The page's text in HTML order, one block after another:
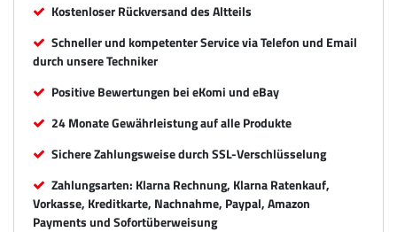
Kostenloser Rückversand des Altteils
Schneller und kompetenter Service via Telefon und Email
durch unsere Techniker
Positive Bewertungen bei eKomi und eBay
24 Monate Gewährleistung auf alle Produkte
Sichere Zahlungsweise durch SSL-Verschlüsselung
Zahlungsarten: Klarna Rechnung, Klarna Ratenkauf,
Vorkasse, Kreditkarte, Nachnahme, Paypal, Amazon
Payments und Sofortüberweisung